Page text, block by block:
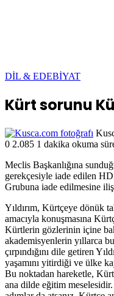
DİL & EDEBİYAT
Kürt sorunu
0 2.085 1 dakika okuma
Meclis Başkanlığına
gerekçesiyle iade edilen
Grubuna iade edilmesine
Yıldırım, Kürtçeye dönük
amacıyla konuşmasına
Kürtlerin gözlerinin içine
akademisyenlerin yıllarca
çırpındığını dile getiren
yaşamını yitirdiği ve ülke
Bu noktadan hareketle,
ana dilde eğitim